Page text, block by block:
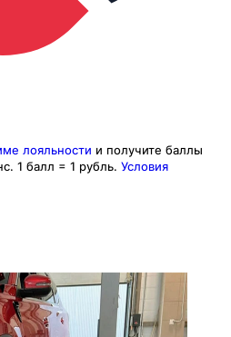
лояльности и получите баллы
1 балл = 1 рубль. Условия